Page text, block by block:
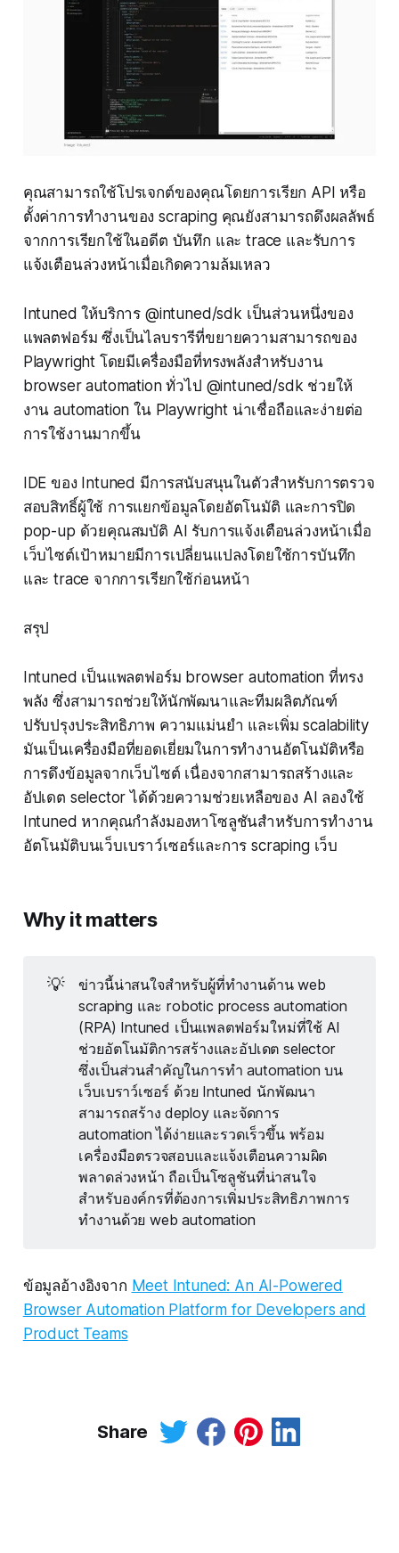
คุณสามารถใช้โปรเจกต์ของคุณโดยการเรียก API หรือ
ตั้งค่าการทำงานของ scraping คุณยังสามารถดึงผลลัพธ์
จากการเรียกใช้ในอดีต บันทึก และ trace และรับการ
แจ้งเตือนล่วงหน้าเมื่อเกิดความล้มเหลว
Intuned ให้บริการ @intuned/sdk เป็นส่วนหนึ่งของ
แพลตฟอร์ม ซึ่งเป็นไลบรารีที่ขยายความสามารถของ
Playwright โดยมีเครื่องมือที่ทรงพลังสำหรับงาน
browser automation ทั่วไป @intuned/sdk ช่วยให้
งาน automation ใน Playwright น่าเชื่อถือและง่ายต่อ
การใช้งานมากขึ้น
IDE ของ Intuned มีการสนับสนุนในตัวสำหรับการตรวจ
สอบสิทธิ์ผู้ใช้ การแยกข้อมูลโดยอัตโนมัติ และการปิด
pop-up ด้วยคุณสมบัติ AI รับการแจ้งเตือนล่วงหน้าเมื่อ
เว็บไซต์เป้าหมายมีการเปลี่ยนแปลงโดยใช้การบันทึก
และ trace จากการเรียกใช้ก่อนหน้า
สรุป
Intuned เป็นแพลตฟอร์ม browser automation ที่ทรง
พลัง ซึ่งสามารถช่วยให้นักพัฒนาและทีมผลิตภัณฑ์
ปรับปรุงประสิทธิภาพ ความแม่นยำ และเพิ่ม scalability
มันเป็นเครื่องมือที่ยอดเยี่ยมในการทำงานอัตโนมัติหรือ
การดึงข้อมูลจากเว็บไซต์ เนื่องจากสามารถสร้างและ
อัปเดต selector ได้ด้วยความช่วยเหลือของ AI ลองใช้
Intuned หากคุณกำลังมองหาโซลูชันสำหรับการทำงาน
อัตโนมัติบนเว็บเบราว์เซอร์และการ scraping เว็บ
Why it matters
💡
ข่าวนี้น่าสนใจสำหรับผู้ที่ทำงานด้าน web
scraping และ robotic process automation
(RPA) Intuned เป็นแพลตฟอร์มใหม่ที่ใช้ AI
ช่วยอัตโนมัติการสร้างและอัปเดต selector
ซึ่งเป็นส่วนสำคัญในการทำ automation บน
เว็บเบราว์เซอร์ ด้วย Intuned นักพัฒนา
สามารถสร้าง deploy และจัดการ
automation ได้ง่ายและรวดเร็วขึ้น พร้อม
เครื่องมือตรวจสอบและแจ้งเตือนความผิด
พลาดล่วงหน้า ถือเป็นโซลูชันที่น่าสนใจ
สำหรับองค์กรที่ต้องการเพิ่มประสิทธิภาพการ
ทำงานด้วย web automation
ข้อมูลอ้างอิงจาก Meet Intuned: An AI-Powered
Browser Automation Platform for Developers and
Product Teams
Share